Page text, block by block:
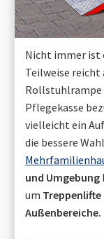
Nicht immer ist
Teilweise reicht
Rollstuhlrampe
Pflegekasse
vielleicht ein
die bessere
und Umgebung
um
Außenbereiche.